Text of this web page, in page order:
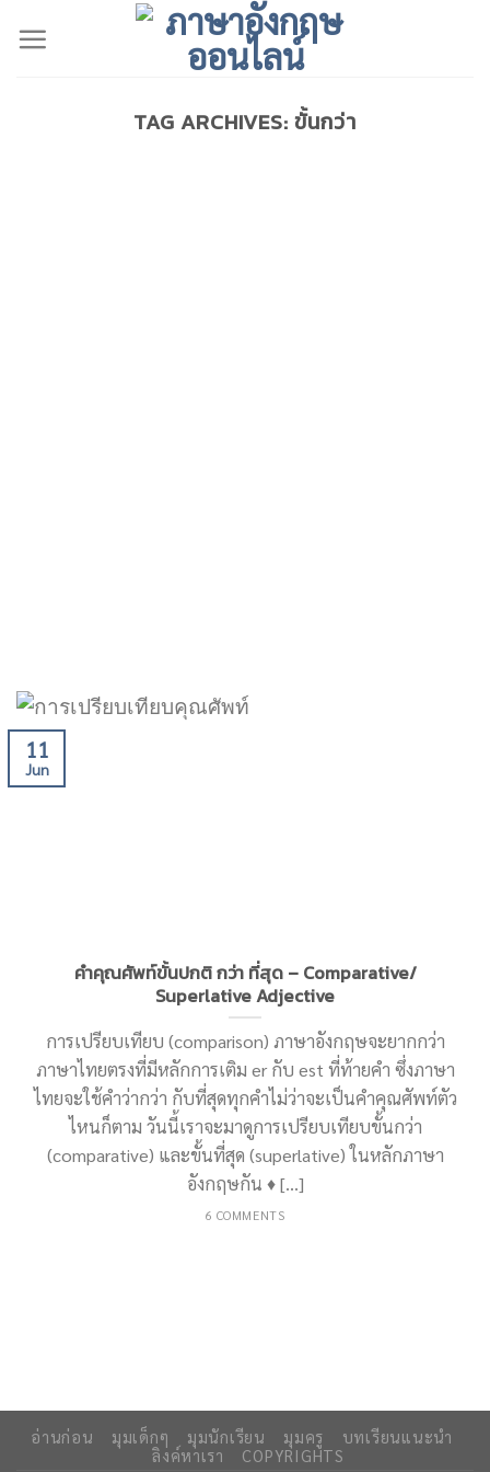
TAG ARCHIVES:ขั้นกว่า
คำคุณศัพท์ขั้นปกติ กว่า ที่สุด – Comparative/
Superlative Adjective
การเปรียบเทียบ (comparison) ภาษาอังกฤษจะยากกว่า
ภาษาไทยตรงที่มีหลักการเติม er กับ est ที่ท้ายคำ ซึ่งภาษา
ไทยจะใช้คำว่ากว่า กับที่สุดทุกคำไม่ว่าจะเป็นคำคุณศัพท์ตัว
ไหนก็ตาม วันนี้เราจะมาดูการเปรียบเทียบขั้นกว่า
(comparative) และขั้นที่สุด (superlative) ในหลักภาษา
อังกฤษกัน ♦ [...]
6 COMMENTS
11
Jun
อ่านก่อน มุมเด็กๆ มุมนักเรียน มุมครู
บทเรียนแนะนำ
ลิงค์หาเรา
COPYRIGHTS